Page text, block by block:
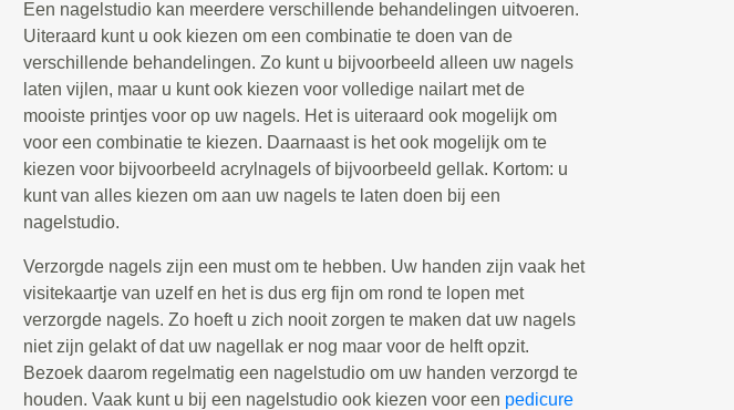
Een nagelstudio kan meerdere verschillende behandelingen uitvoeren.
Uiteraard kunt u ook kiezen om een combinatie te doen van de
verschillende behandelingen. Zo kunt u bijvoorbeeld alleen uw nagels
laten vijlen, maar u kunt ook kiezen voor volledige nailart met de
mooiste printjes voor op uw nagels. Het is uiteraard ook mogelijk om
voor een combinatie te kiezen. Daarnaast is het ook mogelijk om te
kiezen voor bijvoorbeeld acrylnagels of bijvoorbeeld gellak. Kortom: u
kunt van alles kiezen om aan uw nagels te laten doen bij een
nagelstudio.
Verzorgde nagels zijn een must om te hebben. Uw handen zijn vaak het
visitekaartje van uzelf en het is dus erg fijn om rond te lopen met
verzorgde nagels. Zo hoeft u zich nooit zorgen te maken dat uw nagels
niet zijn gelakt of dat uw nagellak er nog maar voor de helft opzit.
Bezoek daarom regelmatig een nagelstudio om uw handen verzorgd te
houden. Vaak kunt u bij een nagelstudio ook kiezen voor een pedicure